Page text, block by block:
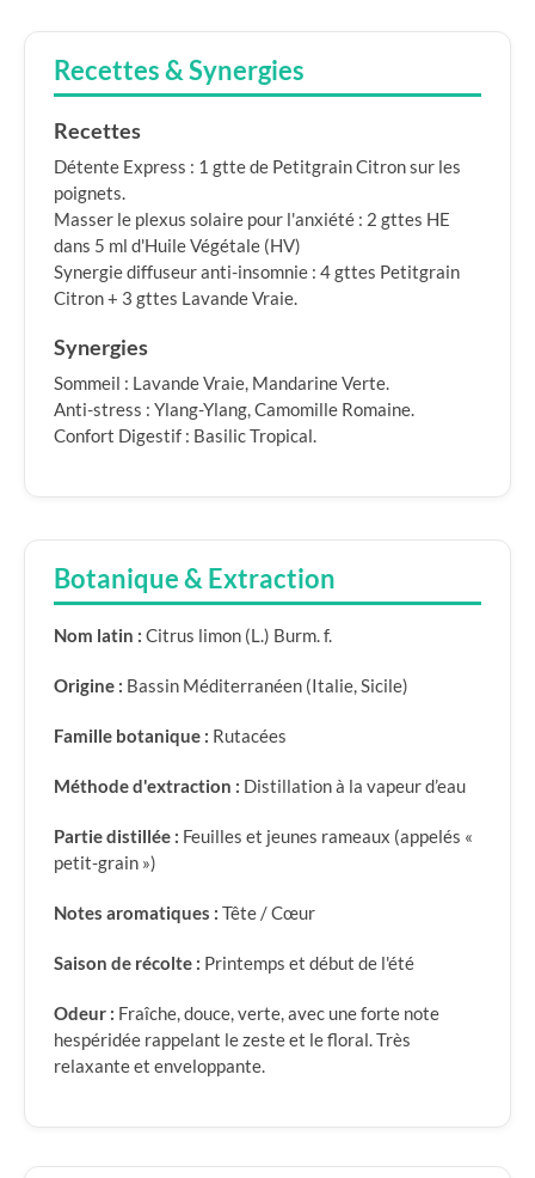
Recettes & Synergies
Recettes
Détente Express : 1 gtte de Petitgrain Citron sur les
poignets.
Masser le plexus solaire pour l'anxiété : 2 gttes HE
dans 5 ml d'Huile Végétale (HV)
Synergie diffuseur anti-insomnie : 4 gttes Petitgrain
Citron + 3 gttes Lavande Vraie.
Synergies
Sommeil : Lavande Vraie, Mandarine Verte.
Anti-stress : Ylang-Ylang, Camomille Romaine.
Confort Digestif : Basilic Tropical.
Botanique & Extraction
Nom latin : Citrus limon (L.) Burm. f.
Origine : Bassin Méditerranéen (Italie, Sicile)
Famille botanique : Rutacées
Méthode d'extraction : Distillation à la vapeur d’eau
Partie distillée : Feuilles et jeunes rameaux (appelés «
petit-grain »)
Notes aromatiques : Tête / Cœur
Saison de récolte : Printemps et début de l'été
Odeur : Fraîche, douce, verte, avec une forte note
hespéridée rappelant le zeste et le floral. Très
relaxante et enveloppante.